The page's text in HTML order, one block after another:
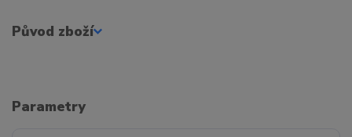
Původ zboží
Parametry